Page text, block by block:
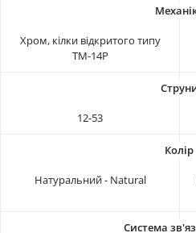
Хром, кілки відкритого типу
TM-14P
12-53
Натуральний - Natural